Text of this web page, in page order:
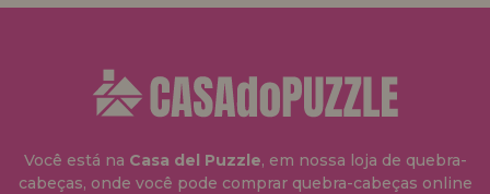
Você está na Casa del Puzzle, em nossa loja de quebra-
cabeças, onde você pode comprar quebra-cabeças online